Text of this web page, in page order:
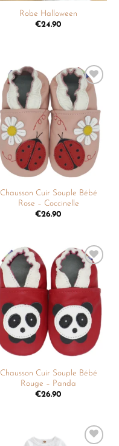
Robe Halloween
€24.90
Ajouter
à la
liste de
souhaits
Chausson Cuir Souple Bébé
Rose – Coccinelle
€26.90
Ajouter
à la
liste de
souhaits
Chausson Cuir Souple Bébé
Rouge – Panda
€26.90